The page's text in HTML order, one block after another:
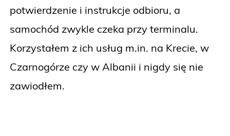
potwierdzenie i instrukcje odbioru, a
samochód zwykle czeka przy terminalu.
Korzystałem z ich usług m.in. na Krecie, w
Czarnogórze czy w Albanii i nigdy się nie
zawiodłem.